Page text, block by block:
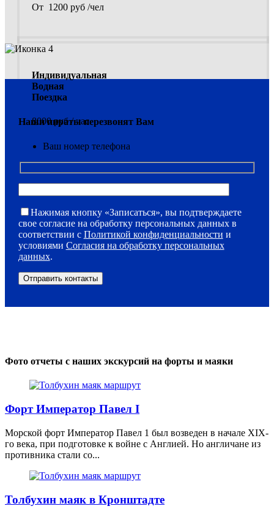
От 1200 руб /чел
Индивидуальная
Водная
Поездка
8000 руб / час
Наши пираты перезвонят Вам
Ваш номер телефона
Нажимая кнопку «Записаться», вы подтверждаете
свое согласие на обработку персональных данных в
соответствии с Политикой конфиденциальности и
условиями Согласия на обработку персональных
данных.
Фото отчеты с наших экскурсий на форты и маяки
Форт Император Павел I
Морской форт Император Павел 1 был возведен в начале XIX-
го века, при подготовке к войне с Англией. Но англичане из
противника стали со...
Толбухин маяк в Кронштадте